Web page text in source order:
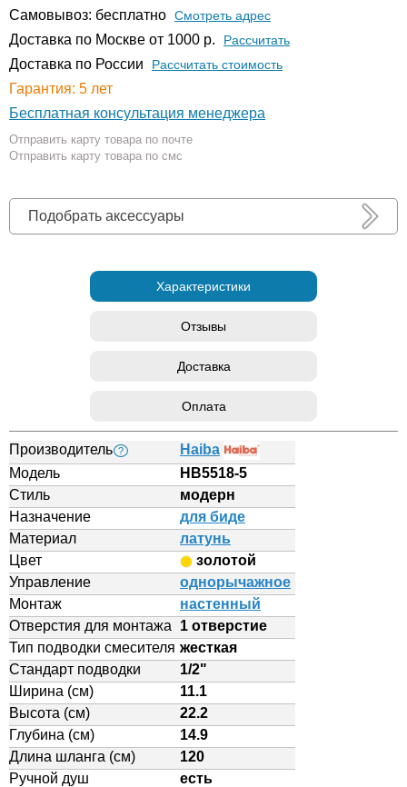
Самовывоз: бесплатно Смотреть адрес
Доставка по Москве от 1000 р. Расcчитать
Доставка по России Рассчитать стоимость
Гарантия: 5 лет
Бесплатная консультация менеджера
Отправить карту товара по почте
Отправить карту товара по смс
Подобрать аксессуары
Характеристики
Отзывы
Доставка
Оплата
Производитель ?
Haiba
Модель
HB5518-5
Стиль
модерн
Назначение
для биде
Материал
латунь
Цвет
золотой
Управление
однорычажное
Монтаж
настенный
Отверстия для монтажа
1 отверстие
Тип подводки смесителя жесткая
Стандарт подводки
1/2"
Ширина (см)
11.1
Высота (см)
22.2
Глубина (см)
14.9
Длина шланга (см)
120
Ручной душ
есть